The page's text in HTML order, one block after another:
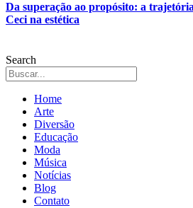
Da superação ao propósito: a
Ceci na estética
Search
Home
Arte
Diversão
Educação
Moda
Música
Notícias
Blog
Contato